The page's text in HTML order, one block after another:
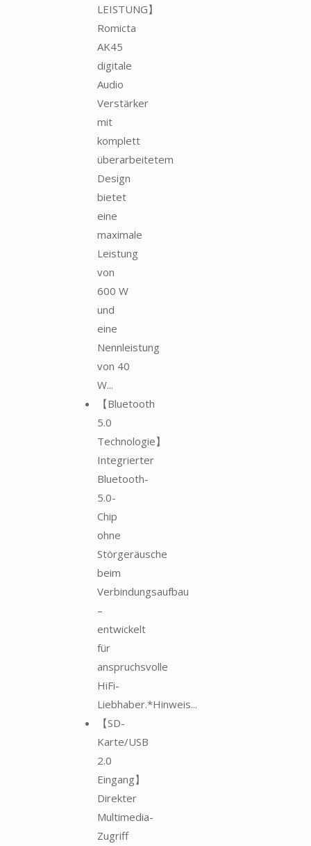
LEISTUNG】
Romicta
AK45
digitale
Audio
Verstärker
mit
komplett
überarbeitetem
Design
bietet
eine
maximale
Leistung
von
600 W
und
eine
Nennleistung
von 40
W...
【Bluetooth
5.0
Technologie】
Integrierter
Bluetooth-
5.0-
Chip
ohne
Störgeräusche
beim
Verbindungsaufbau
–
entwickelt
für
anspruchsvolle
HiFi-
Liebhaber.*Hinweis...
【SD-
Karte/USB
2.0
Eingang】
Direkter
Multimedia-
Zugriff